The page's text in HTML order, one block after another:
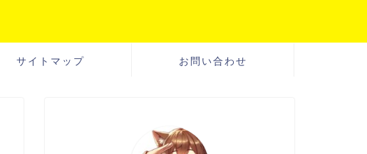
サイトマップ お問い合わせ